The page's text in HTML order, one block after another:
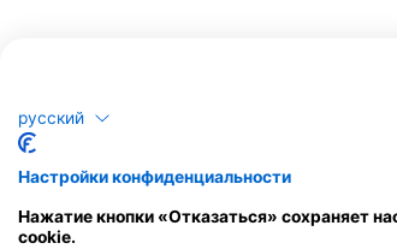
комфортно. Ты получишь
Потенциальные встречи
Наблюдения за подводными обитателями
русский
Настройки конфиденциальности
Нажатие кнопки «Отказаться» сохраняет
cookie.